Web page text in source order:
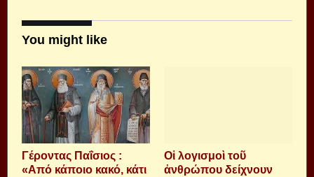
You might like
Γέροντας Παΐσιος :
«Από κάποιο κακό, κάτι
Οἱ λογισμοὶ τοῦ
ἀνθρώπου δείχνουν